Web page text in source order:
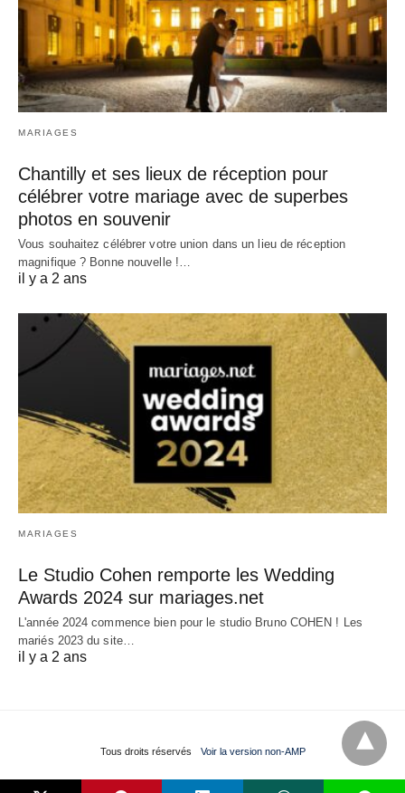
MARIAGES
Chantilly et ses lieux de réception pour
célébrer votre mariage avec de superbes
photos en souvenir
Vous souhaitez célébrer votre union dans un lieu de réception
magnifique ? Bonne nouvelle !…
il y a 2 ans
MARIAGES
Le Studio Cohen remporte les Wedding
Awards 2024 sur mariages.net
L'année 2024 commence bien pour le studio Bruno COHEN ! Les
mariés 2023 du site…
il y a 2 ans
Tous droits réservés Voir la version non-AMP